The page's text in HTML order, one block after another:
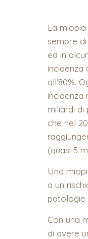
La
sempre
ed in
incidenza
all’80%.
incidenza
miliardi di
che nel
(quasi 5
Una
a un
patologie
Con una
di avere